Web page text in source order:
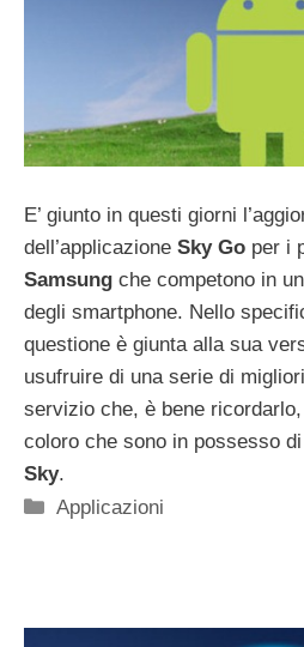
E’ giunto in questi giorni
dell’applicazione Sky Go per i
Samsung che competono in
degli smartphone. Nello
questione è giunta alla sua
usufruire di una serie di
servizio che, è bene
coloro che sono in possesso
Sky.
Categorie
Applicazioni